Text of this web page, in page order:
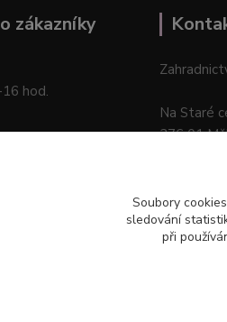
zákazníky
hod.
Na Staré
276 01
Soubory
sledování
při